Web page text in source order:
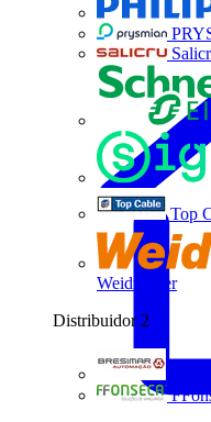
Top
Weidmüller
Distribuidor 2